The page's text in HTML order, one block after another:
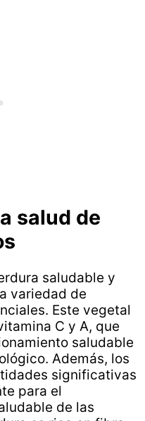
salud de
saludable y
variedad de
Este vegetal
C y A, que
saludable
Además, los
significativas
para el
de las